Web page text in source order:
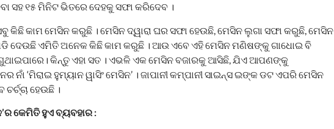
ସହ ୧୫ ମିନିଟ ଭିତରେ ଦେହକୁ ସଫା କରିଦେବ ।
କିଛି କାମ ମେସିନ କରୁଛି । ମେସିନ ଦ୍ୱାରା ଘର ସଫା ହେଉଛି, ମେସିନ ଲୁଗା ସଫା କରୁଛି, ମେସିନ
ଦେଉଛି ଏମିତି ଅନେକ କିଛି କାମ କରୁଛି । ଆଉ ଏବେ ଏହି ମେସିନ ମଣିଷଙ୍କୁ ଗାଧୋଇ ବି
କିନ୍ତୁ ଏହା ସତ । ଏଭଳି ଏକ ମେସିନ ବଜାରକୁ ଆସିଛି, ଯିଏ ଆପଣଙ୍କୁ
‘ମିରାଇ ହୁମ୍ୟାନ ୱାସିଂ ମେସିନ’ । ଜାପାନୀ କମ୍ପାନୀ ସାଇନ୍ସ ଇଙ୍କ ଡଟ ଏପରି ମେସିନ
ହେଉଛି ।
କେମିତି ହୁଏ ବ୍ୟବହାର :